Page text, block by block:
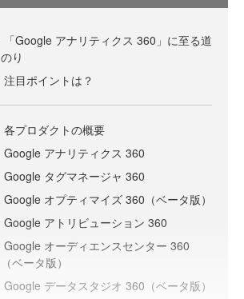
「Google アナリティクス 360」に至る道
のり
注目ポイントは？
各プロダクトの概要
Google アナリティクス 360
Google タグマネージャ 360
Google オプティマイズ 360（ベータ版）
Google アトリビューション 360
Google オーディエンスセンター 360
（ベータ版）
Google データスタジオ 360（ベータ版）